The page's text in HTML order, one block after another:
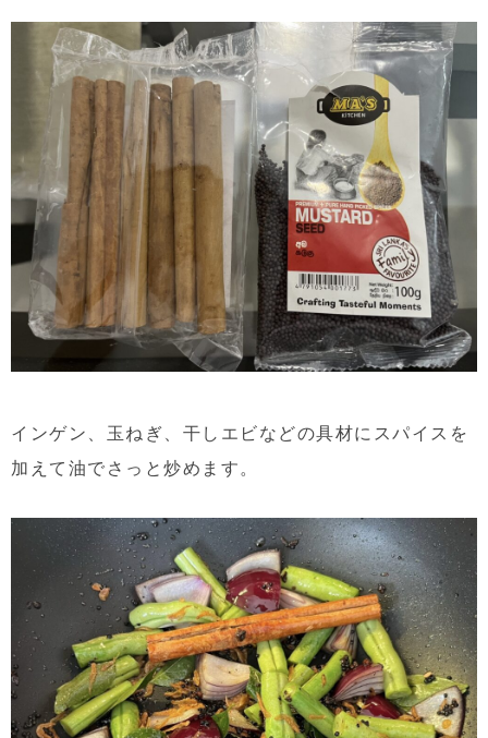
インゲン、玉ねぎ、干しエビなどの具材にスパイスを
加えて油でさっと炒めます。